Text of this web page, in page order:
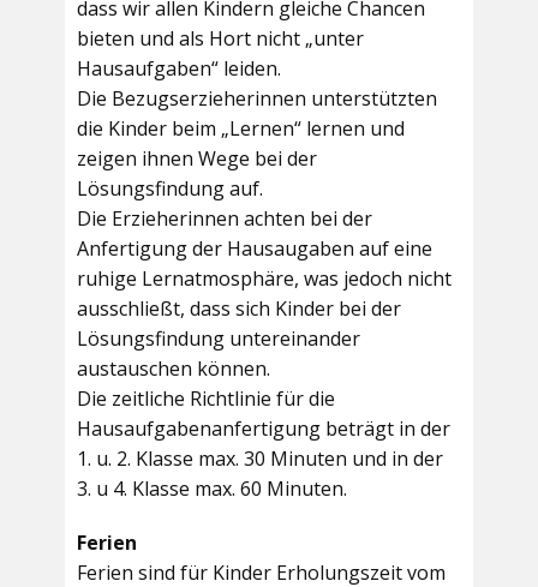
dass wir allen Kindern gleiche Chancen
bieten und als Hort nicht „unter
Hausaufgaben“ leiden.
Die Bezugserzieherinnen unterstützten
die Kinder beim „Lernen“ lernen und
zeigen ihnen Wege bei der
Lösungsfindung auf.
Die Erzieherinnen achten bei der
Anfertigung der Hausaugaben auf eine
ruhige Lernatmosphäre, was jedoch nicht
ausschließt, dass sich Kinder bei der
Lösungsfindung untereinander
austauschen können.
Die zeitliche Richtlinie für die
Hausaufgabenanfertigung beträgt in der
1. u. 2. Klasse max. 30 Minuten und in der
3. u 4. Klasse max. 60 Minuten.
Ferien
Ferien sind für Kinder Erholungszeit vom